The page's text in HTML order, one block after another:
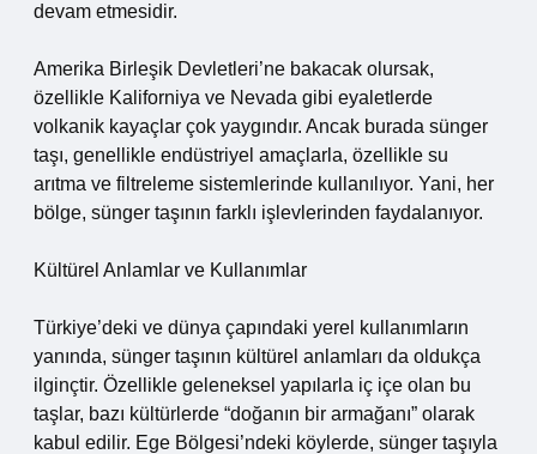
devam etmesidir.
Amerika Birleşik Devletleri’ne bakacak olursak,
özellikle Kaliforniya ve Nevada gibi eyaletlerde
volkanik kayaçlar çok yaygındır. Ancak burada sünger
taşı, genellikle endüstriyel amaçlarla, özellikle su
arıtma ve filtreleme sistemlerinde kullanılıyor. Yani, her
bölge, sünger taşının farklı işlevlerinden faydalanıyor.
Kültürel Anlamlar ve Kullanımlar
Türkiye’deki ve dünya çapındaki yerel kullanımların
yanında, sünger taşının kültürel anlamları da oldukça
ilginçtir. Özellikle geleneksel yapılarla iç içe olan bu
taşlar, bazı kültürlerde “doğanın bir armağanı” olarak
kabul edilir. Ege Bölgesi’ndeki köylerde, sünger taşıyla